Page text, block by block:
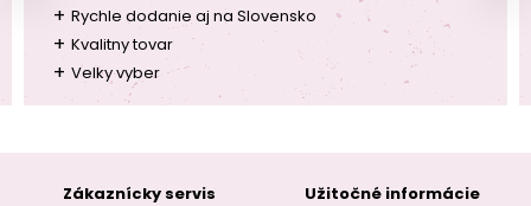
+ Rychle dodanie aj na Slovensko
+ Kvalitny tovar
+ Velky vyber
Zákaznícky servis
Užitočné informácie